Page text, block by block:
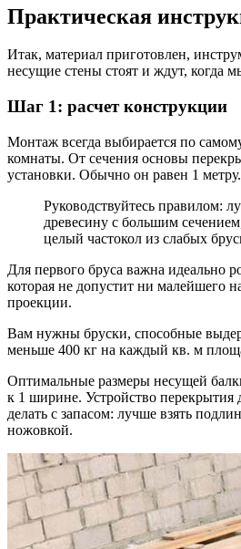
Практическая
Итак, материал приготовлен,
несущие стены стоят и ждут, когда
Шаг 1: расчет конструкции
Монтаж всегда выбирается по
комнаты. От сечения основы
установки. Обычно он равен 1 метру.
Руководствуйтесь правилом:
древесину с большим
целый частокол из слабых
Для первого бруса важна идеально
которая не допустит ни малейшего
проекции.
Вам нужны бруски, способные
меньше 400 кг на каждый кв. м
Оптимальные размеры несущей
к 1 ширине. Устройство перекрытия
делать с запасом: лучше взять
ножовкой.